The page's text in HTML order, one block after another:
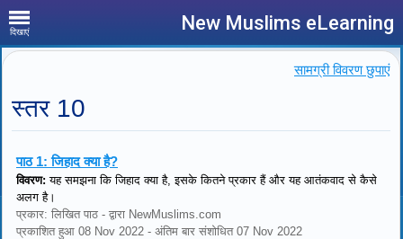
दिखाएं New Muslims eLearning
सामग्री विवरण छुपाएं
स्तर 10
पाठ 1:जिहाद क्या है?
विवरण: यह समझना कि जिहाद क्या है, इसके कितने प्रकार हैं और यह आतंकवाद से कैसे
अलग है।
प्रकार: लिखित पाठ - द्वारा NewMuslims.com
प्रकाशित हुआ 08 Nov 2022 - अंतिम बार संशोधित 07 Nov 2022